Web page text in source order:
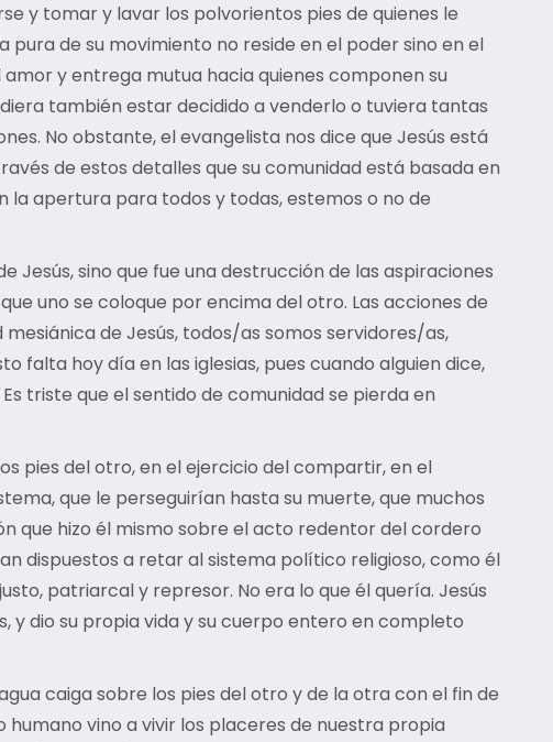
y tomar y lavar los polvorientos pies de quienes le
de su movimiento no reside en el poder sino en el
y entrega mutua hacia quienes componen su
también estar decidido a venderlo o tuviera tantas
No obstante, el evangelista nos dice que Jesús está
de estos detalles que su comunidad está basada en
la apertura para todos y todas, estemos o no de
Jesús, sino que fue una destrucción de las aspiraciones
uno se coloque por encima del otro. Las acciones de
de Jesús, todos/as somos servidores/as,
falta hoy día en las iglesias, pues cuando alguien dice,
triste que el sentido de comunidad se pierda en
pies del otro, en el ejercicio del compartir, en el
que le perseguirían hasta su muerte, que muchos
que hizo él mismo sobre el acto redentor del cordero
dispuestos a retar al sistema político religioso, como él
patriarcal y represor. No era lo que él quería. Jesús
y dio su propia vida y su cuerpo entero en completo
caiga sobre los pies del otro y de la otra con el fin de
vino a vivir los placeres de nuestra propia